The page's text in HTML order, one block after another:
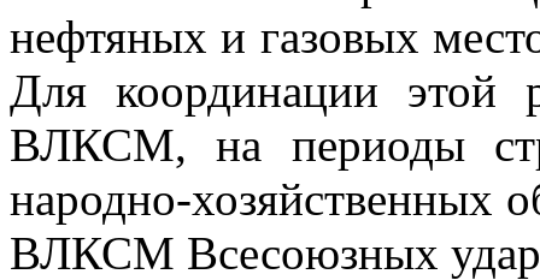
нефтяных и газовых
Для координации
ВЛКСМ, на периоды
народно-хозяйственных
ВЛКСМ Всесоюзных